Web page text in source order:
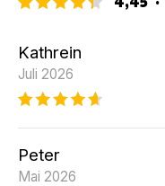
Kathrein
Juli 2026
Peter
Mai 2026